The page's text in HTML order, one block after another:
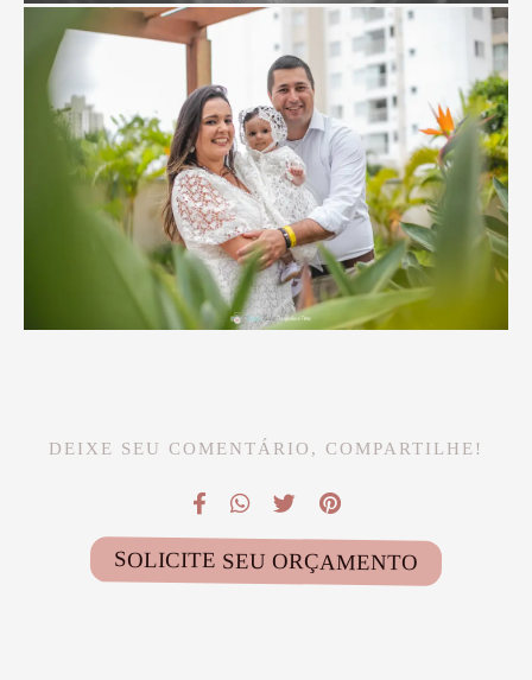
DEIXE SEU COMENTÁRIO, COMPARTILHE!
SOLICITE SEU ORÇAMENTO